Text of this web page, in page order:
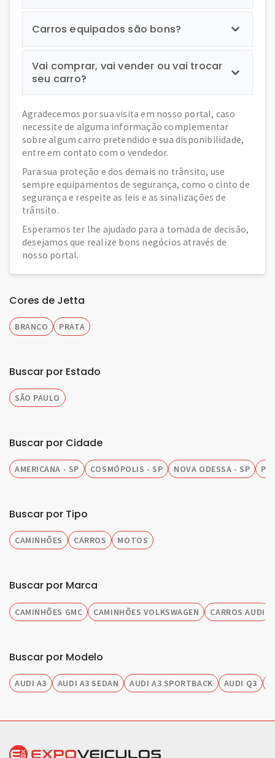
Carros equipados são bons?
Vai comprar, vai vender ou vai trocar
seu carro?
Agradecemos por sua visita em nosso portal, caso
necessite de alguma informação complementar
sobre algum carro pretendido e sua disponibilidade,
entre em contato com o vendedor.
Para sua proteção e dos demais no trânsito, use
sempre equipamentos de segurança, como o cinto de
segurança e respeite as leis e as sinalizações de
trânsito.
Esperamos ter lhe ajudado para a tomada de decisão,
desejamos que realize bons negócios através de
nosso portal.
Cores de Jetta
BRANCO PRATA
Buscar por Estado
SÃO PAULO
Buscar por Cidade
AMERICANA - SP COSMÓPOLIS - SP NOVA ODESSA - SP
Buscar por Tipo
CAMINHÕES CARROS MOTOS
Buscar por Marca
CAMINHÕES GMC CAMINHÕES VOLKSWAGEN CARROS AUDI
Buscar por Modelo
AUDI A3 AUDI A3 SEDAN AUDI A3 SPORTBACK AUDI Q3